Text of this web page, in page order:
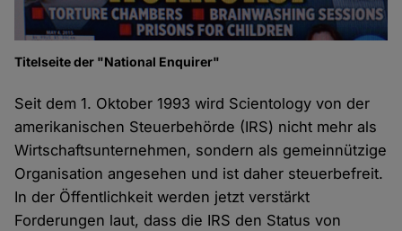
Titelseite der "National Enquirer"
Seit dem 1. Oktober 1993 wird Scientology von der
amerikanischen Steuerbehörde (IRS) nicht mehr als
Wirtschaftsunternehmen, sondern als gemeinnützige
Organisation angesehen und ist daher steuerbefreit.
In der Öffentlichkeit werden jetzt verstärkt
Forderungen laut, dass die IRS den Status von